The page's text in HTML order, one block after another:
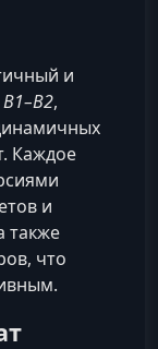
и
B1–B2,
Каждое
и
также
что